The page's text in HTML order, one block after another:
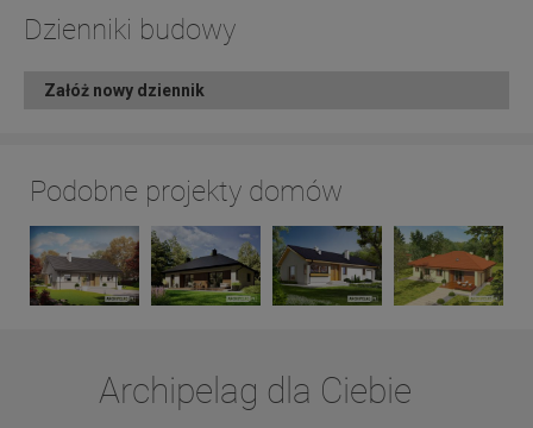
Dzienniki budowy
Załóż nowy dziennik
Podobne projekty domów
Archipelag dla Ciebie